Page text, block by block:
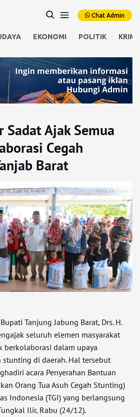
Chat Admin
EKONOMI POLITIK
Sadat Ajak Semua
Cegah
Barat
Tanjung Jabung Barat, Drs. H.
seluruh elemen masyarakat
berkolaborasi dalam upaya
stunting di daerah. Hal tersebut
acara Penyerahan Bantuan
Orang Tua Asuh Cegah Stunting)
Indonesia (TGI) yang berlangsung
Ilir, Rabu (24/12).